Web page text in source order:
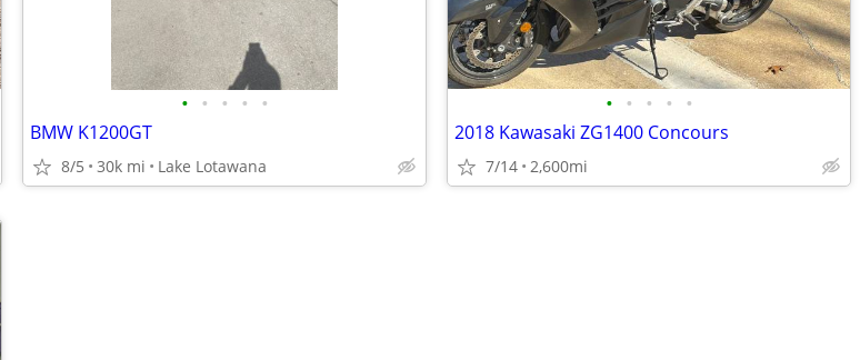
• • • • •
BMW K1200GT
8/5 30k mi Lake Lotawana
• • • • •
2018 Kawasaki ZG1400 Concours
7/14 2,600mi